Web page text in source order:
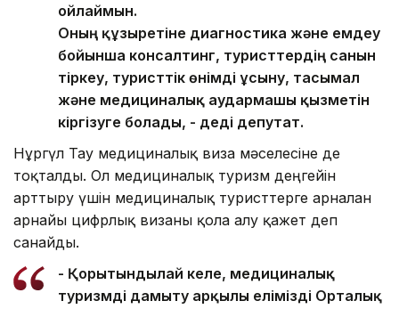
ойлаймын.
Оның құзыретіне диагностика және емдеу
бойынша консалтинг, туристтердің санын
тіркеу, туристтік өнімді ұсыну, тасымал
және медициналық аудармашы қызметін
кіргізуге болады, - деді депутат.
Нұргүл Тау медициналық виза мәселесіне де
тоқталды. Ол медициналық туризм деңгейін
арттыру үшін медициналық туристтерге арналған
арнайы цифрлық визаны қолға алу қажет деп
санайды.
- Қорытындылай келе, медициналық
туризмді дамыту арқылы елімізді Орталық